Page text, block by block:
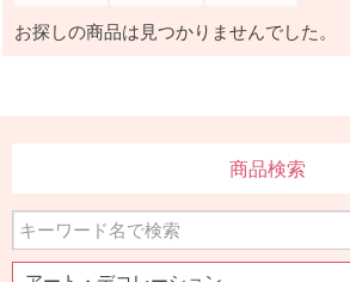
お探しの商品は見つかりませんでした。
商品検索